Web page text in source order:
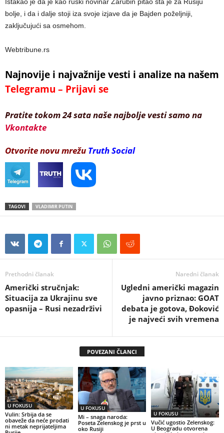
bolje, i da i dalje stoji iza svoje izjave da je Bajden poželjniji,
zaključujući sa osmehom.
Webtribune.rs
Najnovije i najvažnije vesti i analize na našem
Telegramu – Prijavi se
Pratite tokom 24 sata naše najbolje vesti samo na
Vkontakte
Otvorite novu mrežu Truth Social
TAGOVI VLADIMIR PUTIN
Prethodni članak
Američki stručnjak:
Situacija za Ukrajinu sve
opasnija – Rusi nezadrživi
Naredni članak
Ugledni američki magazin
javno priznao: GOAT
debata je gotova, Đoković
je najveći svih vremena
POVEZANI ČLANCI
U FOKUSU
Vulin: Srbija da se
obaveže da neće prodati
ni metak neprijateljima
U FOKUSU
Mi – snaga naroda:
Poseta Zelenskog je prst u
oko Rusiji
U FOKUSU
Vučić ugostio Zelenskog:
U Beogradu otvorena